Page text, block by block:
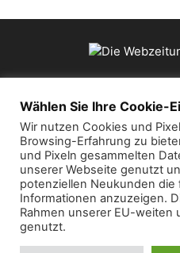
Kontaktieren Sie uns:
Wählen Sie Ihre Cookie-
Wir nutzen Cookies und
Browsing-Erfahrung zu
und Pixeln gesammelten
unserer Webseite genutzt
potenziellen Neukunden die
Informationen anzuzeigen.
Rahmen unserer EU-weiten
genutzt.